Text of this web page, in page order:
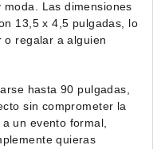
Las dimensiones
13,5 x 4,5 pulgadas, lo
o regalar a alguien
hasta 90 pulgadas,
sin comprometer la
un evento formal,
quieras